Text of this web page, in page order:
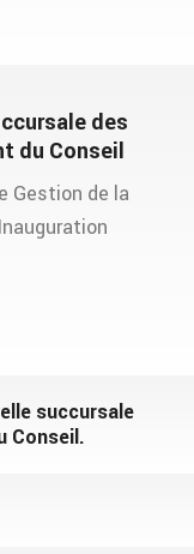
des
du Conseil
Gestion de la
succursale
Conseil.